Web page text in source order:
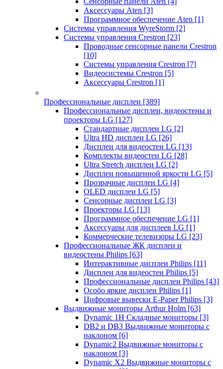
Аксессуары Aten [3]
Программное обеспечение Aten [1]
Системы управления WyreStorm [2]
Системы управления Crestron [23]
Проводные сенсорные панели Crestron
[10]
Системы управления Crestron [7]
Видеосистемы Crestron [5]
Аксессуары Crestron [1]
Профессиональные дисплеи [389]
Профессиональные дисплеи, видеостены и
проекторы LG [127]
Стандартные дисплеи LG [2]
Ultra HD дисплеи LG [26]
Дисплеи для видеостен LG [13]
Комплекты видеостен LG [28]
Ultra Stretch дисплеи LG [2]
Дисплеи повышенной яркости LG [5]
Прозрачные дисплеи LG [4]
OLED дисплеи LG [5]
Сенсорные дисплеи LG [3]
Проекторы LG [13]
Программное обеспечение LG [1]
Аксессуары для дисплеев LG [1]
Коммерческие телевизоры LG [23]
Профессиональные ЖК дисплеи и
видеостены Philips [63]
Интерактивные дисплеи Philips [11]
Дисплеи для видеостен Philips [5]
Профессиональные дисплеи Philips [43]
Особо яркие дисплеи Philips [1]
Цифровые вывески E-Paper Philips [3]
Выдвижные мониторы Arthur Holm [63]
Dynamic 1Н Складные мониторы [3]
DB2 и DB3 Выдвижные мониторы с
наклоном [6]
Dynamic2 Выдвижные мониторы с
наклоном [3]
Dynamic X2 Выдвижные мониторы с